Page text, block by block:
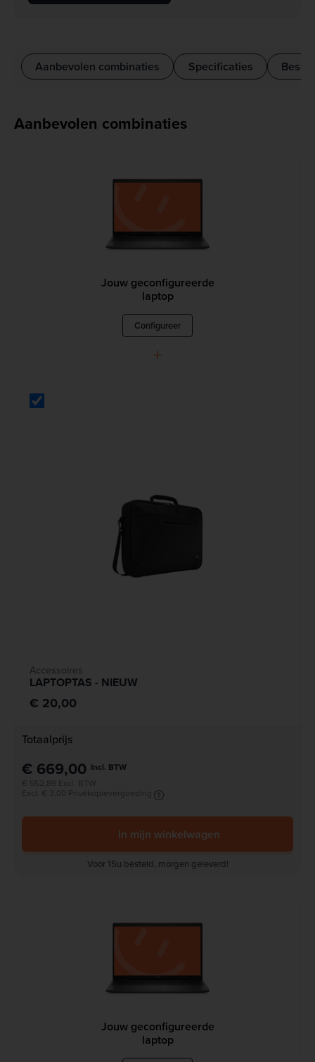
Aanbevolen combinaties Specificaties
Aanbevolen combinaties
Jouw geconfigureerde
laptop
Configureer
+
Accessoires
LAPTOPTAS - NIEUW
€ 20,00
Totaalprijs
€ 669,00 Incl. BTW
€ 552,89 Excl. BTW
Excl. € 3,00 Privékopievergoeding
In mijn winkelwagen
Voor 15u besteld, morgen geleverd!
Jouw geconfigureerde
laptop